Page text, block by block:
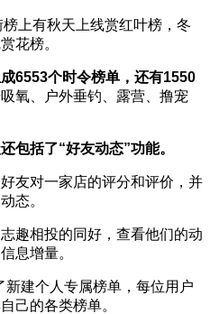
上有秋天上线赏红叶榜，冬
花榜。
6553个时令榜单，还有1550
氧、户外垂钓、露营、撸宠
包括了“好友动态”功能。
友对一家店的评分和评价，并
态。
趣相投的同好，查看他们的动
息增量。
建个人专属榜单，每位用户
己的各类榜单。